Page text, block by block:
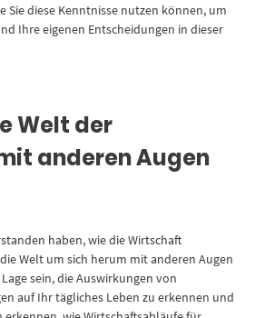
Sie diese Kenntnisse nutzen können, um
Ihre eigenen Entscheidungen in dieser
Welt der
anderen Augen
haben, wie die Wirtschaft
Welt um sich herum mit anderen Augen
sein, die Auswirkungen von
auf Ihr tägliches Leben zu erkennen und